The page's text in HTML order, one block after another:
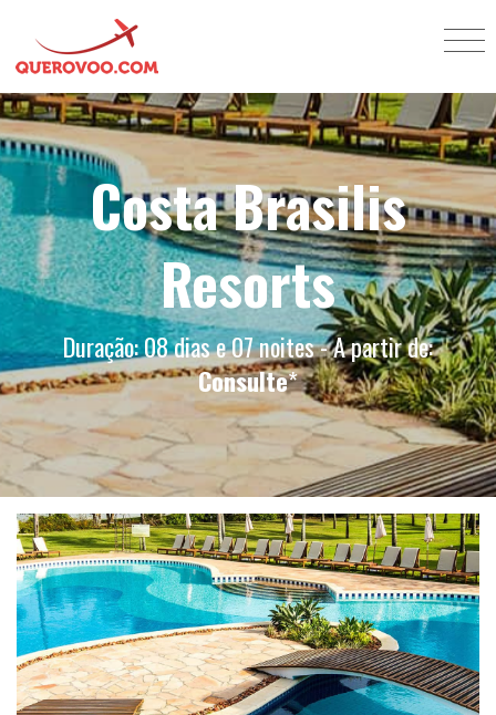
Costa Brasilis
Resorts
Duração: 08 dias e 07 noites - A partir de:
Consulte*